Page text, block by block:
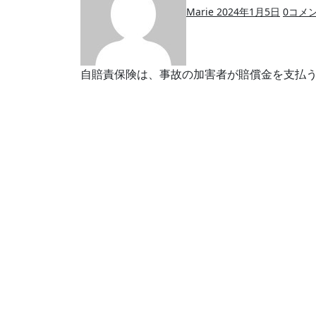
Marie 2024年1月5日 0コメ
自賠責保険は、事故の加害者が賠償金を支